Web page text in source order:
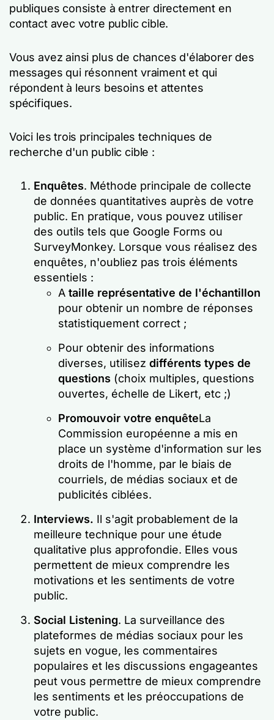
publiques consiste à entrer directement en
contact avec votre public cible.
Vous avez ainsi plus de chances d'élaborer des
messages qui résonnent vraiment et qui
répondent à leurs besoins et attentes
spécifiques.
Voici les trois principales techniques de
recherche d'un public cible :
Enquêtes. Méthode principale de collecte
de données quantitatives auprès de votre
public. En pratique, vous pouvez utiliser
des outils tels que Google Forms ou
SurveyMonkey. Lorsque vous réalisez des
enquêtes, n'oubliez pas trois éléments
essentiels :
A taille représentative de l'échantillon
pour obtenir un nombre de réponses
statistiquement correct ;
Pour obtenir des informations
diverses, utilisez différents types de
questions (choix multiples, questions
ouvertes, échelle de Likert, etc ;)
Promouvoir votre enquêteLa
Commission européenne a mis en
place un système d'information sur les
droits de l'homme, par le biais de
courriels, de médias sociaux et de
publicités ciblées.
Interviews. Il s'agit probablement de la
meilleure technique pour une étude
qualitative plus approfondie. Elles vous
permettent de mieux comprendre les
motivations et les sentiments de votre
public.
Social Listening. La surveillance des
plateformes de médias sociaux pour les
sujets en vogue, les commentaires
populaires et les discussions engageantes
peut vous permettre de mieux comprendre
les sentiments et les préoccupations de
votre public.